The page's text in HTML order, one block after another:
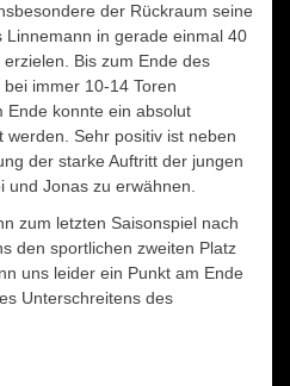
der Rückraum seine
Linnemann in gerade einmal 40
Bis zum Ende des
immer 10-14 Toren
Ende konnte ein absolut
Sehr positiv ist neben
der starke Auftritt der jungen
Jonas zu erwähnen.
zum letzten Saisonspiel nach
den sportlichen zweiten Platz
uns leider ein Punkt am Ende
Unterschreitens des